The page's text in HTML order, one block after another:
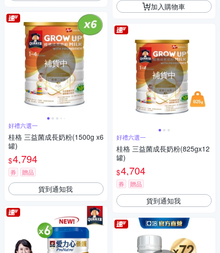
補貨中
好禮六選一
桂格 三益菌成長奶粉(1500g x6
罐)
$4,794
券 贈品
貨到通知我
加入購物車
補貨中
好禮六選一
桂格 三益菌成長奶粉(825gx12
罐)
$4,704
券 贈品
貨到通知我